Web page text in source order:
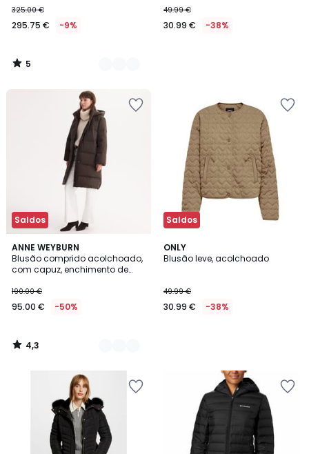
325.00 €
295.75 € -9%
5
/
49.99 €
30.99 € -38%
Saldos
ANNE WEYBURN
Blusão comprido acolchoado,
com capuz, enchimento de
inverno
190.00 €
95.00 € -50%
4,3
/ 5
2
Cores
4,3
/
Saldos
ONLY
Blusão leve, acolchoado
49.99 €
30.99 € -38%